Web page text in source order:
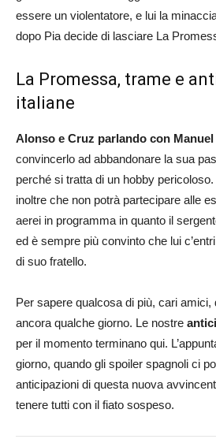
essere un violentatore, e lui la
dopo Pia decide di lasciare La
La Promessa, trame e
italiane
Alonso e Cruz parlando con Manuel
convincerlo ad abbandonare la sua
perché si tratta di un hobby
inoltre che non potrà partecipare alle
aerei in programma in quanto il
ed è sempre più convinto che lui
di suo fratello.
Per sapere qualcosa di più, cari amici,
ancora qualche giorno. Le nostre
per il momento terminano qui.
giorno, quando gli spoiler spagnoli ci
anticipazioni di questa nuova
tenere tutti con il fiato sospeso.